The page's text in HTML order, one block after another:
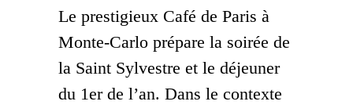
Le prestigieux Café de Paris à
Monte-Carlo prépare la soirée de
la Saint Sylvestre et le déjeuner
du 1er de l’an. Dans le contexte